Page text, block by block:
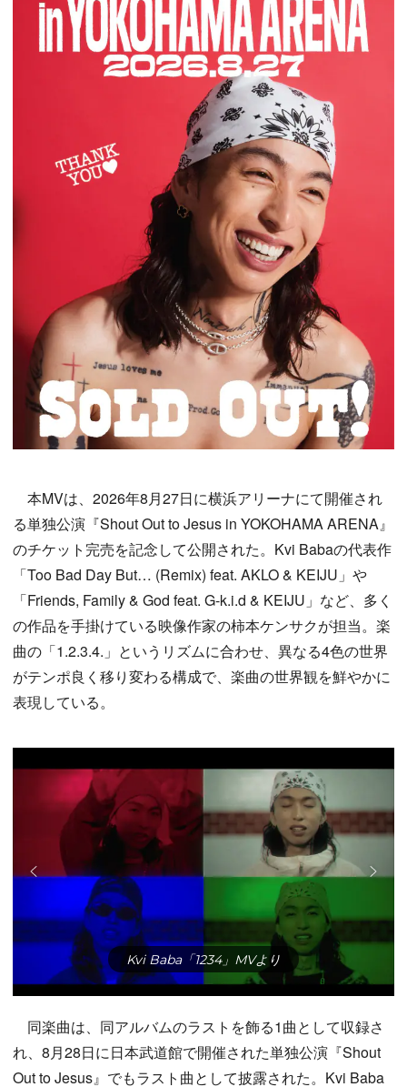
本MVは、2026年8月27日に横浜アリーナにて開催され
る単独公演『Shout Out to Jesus in YOKOHAMA ARENA』
のチケット完売を記念して公開された。Kvi Babaの代表作
「Too Bad Day But… (Remix) feat. AKLO & KEIJU」や
「Friends, Family & God feat. G-k.i.d & KEIJU」など、多く
の作品を手掛けている映像作家の柿本ケンサクが担当。楽
曲の「1.2.3.4.」というリズムに合わせ、異なる4色の世界
がテンポ良く移り変わる構成で、楽曲の世界観を鮮やかに
表現している。
Kvi Baba「1234」MVより
同楽曲は、同アルバムのラストを飾る1曲として収録さ
れ、8月28日に日本武道館で開催された単独公演『Shout
Out to Jesus』でもラスト曲として披露された。Kvi Baba